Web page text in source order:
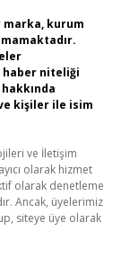
kurum
haber niteliği
kişiler ile isim
ve İletişim
olarak hizmet
olarak denetleme
Ancak, üyelerimiz
siteye üye olarak